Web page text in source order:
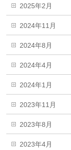
2025年2月
2024年11月
2024年8月
2024年4月
2024年1月
2023年11月
2023年8月
2023年4月